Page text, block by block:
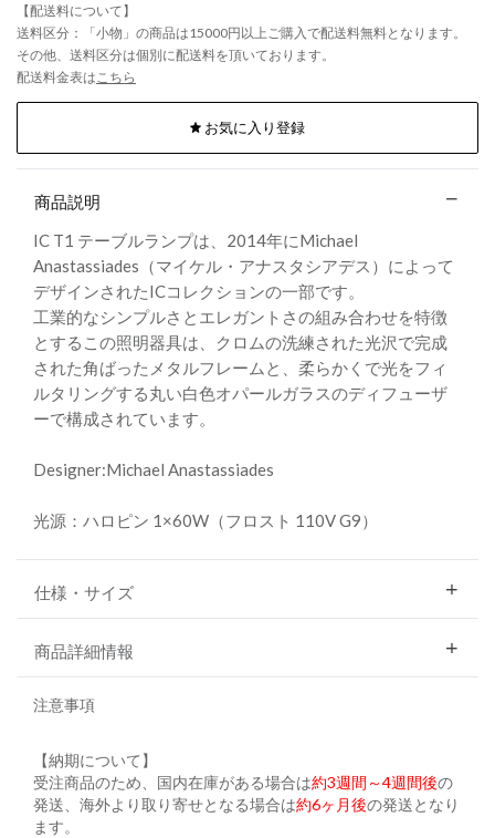
【配送料について】
送料区分：「小物」の商品は15000円以上ご購入で配送料無料となります。
その他、送料区分は個別に配送料を頂いております。
配送料金表は こちら
お気に入り登録
商品説明
IC T1 テーブルランプは、2014年にMichael
Anastassiades（マイケル・アナスタシアデス）によって
デザインされたICコレクションの一部です。
工業的なシンプルさとエレガントさの組み合わせを特徴
とするこの照明器具は、クロムの洗練された光沢で完成
された角ばったメタルフレームと、柔らかくで光をフィ
ルタリングする丸い白色オパールガラスのディフューザ
ーで構成されています。
Designer:Michael Anastassiades
光源：ハロピン 1×60W（フロスト 110V G9）
仕様・サイズ
商品詳細情報
注意事項
【納期について】
受注商品のため、国内在庫がある場合は約3週間～4週間後の
発送、海外より取り寄せとなる場合は約6ヶ月後の発送となり
ます。